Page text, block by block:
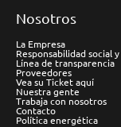
Nosotros
La Empresa
Responsabilidad social
Línea de transparencia
Proveedores
Vea su Ticket aquí
Nuestra gente
Trabaja con nosotros
Contacto
Política energética